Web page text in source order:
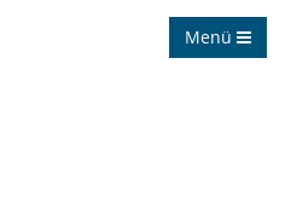
Menü